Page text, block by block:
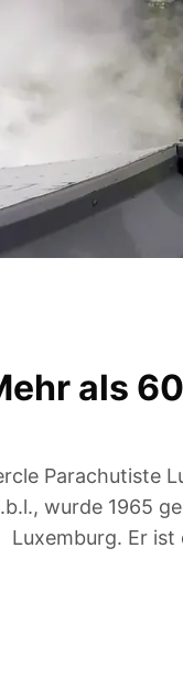
als
Parachutiste
wurde 1965
Luxemburg. Er